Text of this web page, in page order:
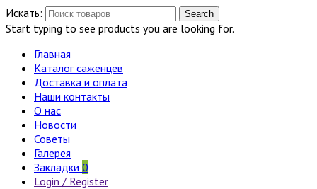
Искать: Search
Start typing to see products you are looking for.
Главная
Каталог саженцев
Доставка и оплата
Наши контакты
О нас
Новости
Советы
Галерея
Закладки 0
Login / Register